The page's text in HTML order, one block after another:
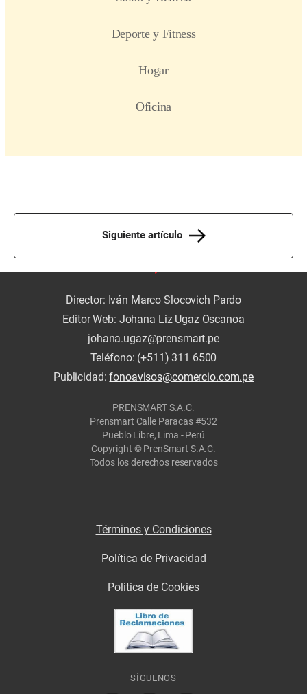
Siguiente artículo
Director: Iván Marco Slocovich Pardo
Editor Web: Johana Liz Ugaz Oscanoa
johana.ugaz@prensmart.pe
Teléfono: (+511) 311 6500
Publicidad:fonoavisos@comercio.com.pe
PRENSMART S.A.C.
Prensmart Calle Paracas #532
Pueblo Libre, Lima - Perú
Copyright © PrenSmart S.A.C.
Todos los derechos reservados
Términos y Condiciones
Política de Privacidad
Politica de Cookies
SÍGUENOS